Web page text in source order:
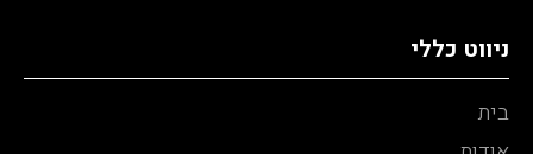
ניווט כללי
בית